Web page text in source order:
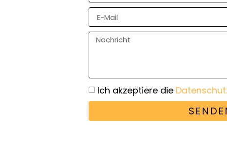
Ich akzeptiere die